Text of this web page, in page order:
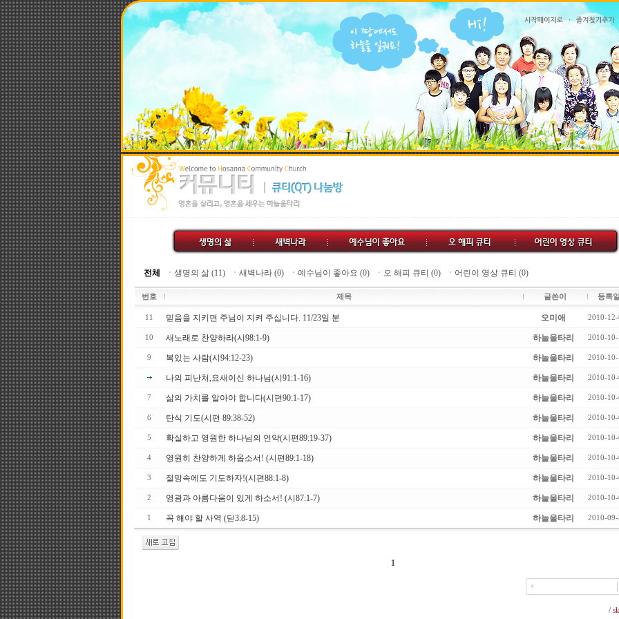
전체 ㆍ 생명의 삶 (11) ㆍ 새벽나라 (0) ㆍ 예수님이 좋아요 (0) ㆍ 오 해피 큐티 (0) ㆍ 어린이 영상 큐티 (0)
번호 제목 글쓴이 등록
11 믿음을 지키면 주님이 지켜 주십니다. 11/23일 분 오미애 2010-
10 새노래로 찬양하라(시98:1-9) 하늘울타리 2010-
9 복있는 사람(시94:12-23) 하늘울타리 2010-
나의 피난처,요새이신 하나님(시91:1-16) 하늘울타리 2010-
7 삶의 가치를 알아야 합니다(시편90:1-17) 하늘울타리 2010-
6 탄식 기도(시편 89:38-52) 하늘울타리 2010-
5 확실하고 영원한 하나님의 언약(시편89:19-37) 하늘울타리 2010-
4 영원히 찬양하게 하옵소서! (시편89:1-18) 하늘울타리 2010-
3 절망속에도 기도하자!(시편88:1-8) 하늘울타리 2010-
2 영광과 아름다움이 있게 하소서! (시87:1-7) 하늘울타리 2010-
1 꼭 해야 할 사역 (딛3:8-15) 하늘울타리 2010-
1
/